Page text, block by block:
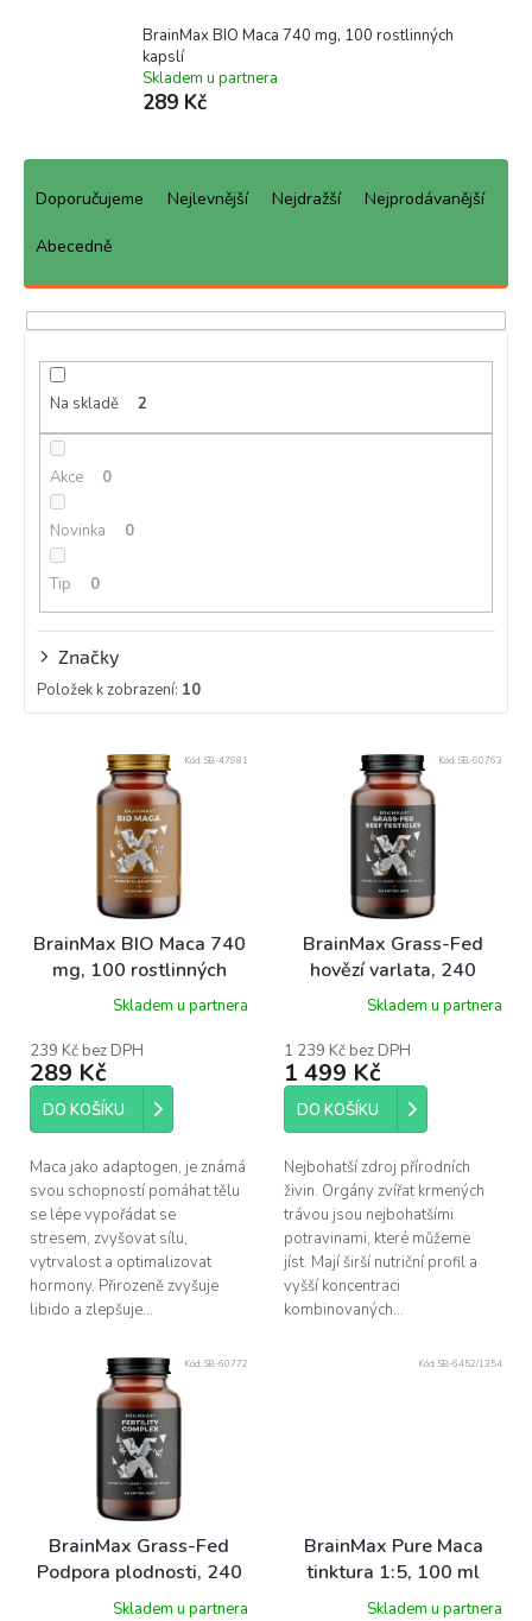
BrainMax BIO Maca 740 mg, 100 rostlinných
kapslí
Skladem u partnera
289 Kč
Ř
p
Doporučujeme Nejlevnější Nejdražší Nejprodávanější
Abecedně
Na skladě 2
Akce 0
Novinka 0
Tip 0
Značky
Položek k zobrazení: 10
o
d
ů
BrainMax BIO Maca 740
mg, 100 rostlinných
kapslí
Skladem u partnera
239 Kč bez DPH
289 Kč
DO KOŠÍKU
Maca jako adaptogen, je známá
svou schopností pomáhat tělu
se lépe vypořádat se
stresem, zvyšovat sílu,
vytrvalost a optimalizovat
hormony. Přirozeně zvyšuje
libido a zlepšuje...
Kód: SB-47981
BrainMax Grass-Fed
hovězí varlata, 240
kapslí
Skladem u partnera
1 239 Kč bez DPH
1 499 Kč
DO KOŠÍKU
Nejbohatší zdroj přírodních
živin. Orgány zvířat krmených
trávou jsou nejbohatšími
potravinami, které můžeme
jíst. Mají širší nutriční profil a
vyšší koncentraci
kombinovaných...
Kód: SB-60763
BrainMax Grass-Fed
Podpora plodnosti, 240
kapslí
Skladem u partnera
Kód: SB-60772
BrainMax Pure Maca
tinktura 1:5, 100 ml
Skladem u partnera
Kód: SB-6452/1354